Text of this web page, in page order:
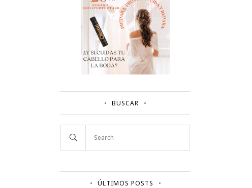
BUSCAR
ÚLTIMOS POSTS